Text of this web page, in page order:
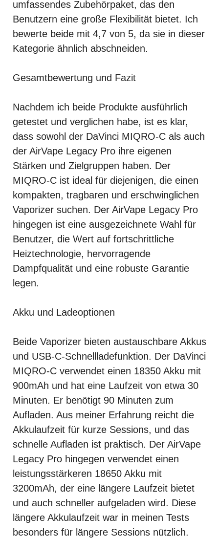
umfassendes Zubehörpaket, das den
Benutzern eine große Flexibilität bietet. Ich
bewerte beide mit 4,7 von 5, da sie in dieser
Kategorie ähnlich abschneiden.
Gesamtbewertung und Fazit
Nachdem ich beide Produkte ausführlich
getestet und verglichen habe, ist es klar,
dass sowohl der DaVinci MIQRO-C als auch
der AirVape Legacy Pro ihre eigenen
Stärken und Zielgruppen haben. Der
MIQRO-C ist ideal für diejenigen, die einen
kompakten, tragbaren und erschwinglichen
Vaporizer suchen. Der AirVape Legacy Pro
hingegen ist eine ausgezeichnete Wahl für
Benutzer, die Wert auf fortschrittliche
Heiztechnologie, hervorragende
Dampfqualität und eine robuste Garantie
legen.
Akku und Ladeoptionen
Beide Vaporizer bieten austauschbare Akkus
und USB-C-Schnellladefunktion. Der DaVinci
MIQRO-C verwendet einen 18350 Akku mit
900mAh und hat eine Laufzeit von etwa 30
Minuten. Er benötigt 90 Minuten zum
Aufladen. Aus meiner Erfahrung reicht die
Akkulaufzeit für kurze Sessions, und das
schnelle Aufladen ist praktisch. Der AirVape
Legacy Pro hingegen verwendet einen
leistungsstärkeren 18650 Akku mit
3200mAh, der eine längere Laufzeit bietet
und auch schneller aufgeladen wird. Diese
längere Akkulaufzeit war in meinen Tests
besonders für längere Sessions nützlich.